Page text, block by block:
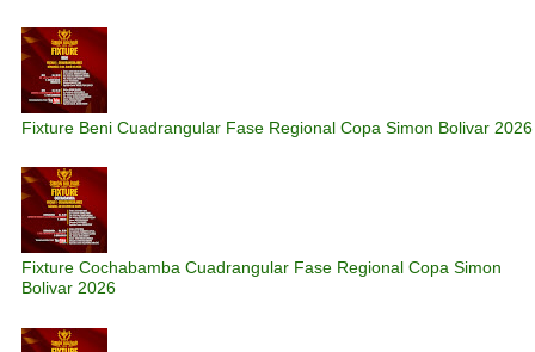
Fixture Beni Cuadrangular Fase Regional Copa Simon Bolivar 2026
Fixture Cochabamba Cuadrangular Fase Regional Copa Simon
Bolivar 2026